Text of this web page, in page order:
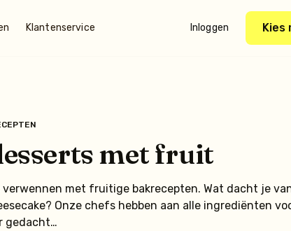
Klantenservice Inloggen Kies
met fruit
met fruitige bakrecepten. Wat dacht je
Onze chefs hebben aan alle ingrediënten
gedacht…